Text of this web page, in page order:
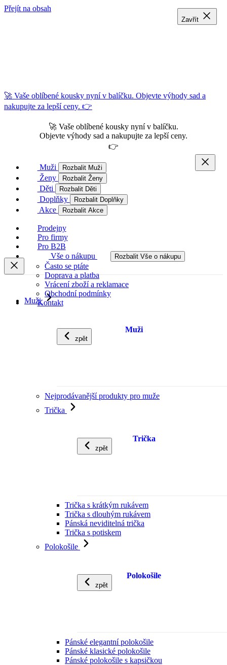
Přejít na obsah
🚀 Vaše oblíbené kousky nyní v balíčku. Objevte výhody sad a
nakupujte za lepší ceny. 👉
🚀 Vaše oblíbené kousky nyní v balíčku.
Objevte výhody sad a nakupujte za lepší ceny.
👉
Muži Rozbalit Muži
Ženy Rozbalit Ženy
Děti Rozbalit Děti
Doplňky Rozbalit Doplňky
Akce Rozbalit Akce
Prodejny
Pro firmy
Pro B2B
Vše o nákupu
Rozbalit Vše o nákupu
Často se ptáte
Doprava a platba
Vrácení zboží a reklamace
Obchodní podmínky
Kontakt
Muži
zpět
Muži
Nejprodávanější produkty pro muže
Trička
zpět
Trička
Trička s krátkým rukávem
Trička s dlouhým rukávem
Pánská neviditelná trička
Trička s potiskem
Polokošile
zpět
Polokošile
Pánské elegantní polokošile
Pánské klasické polokošile
Pánské polokošile s kapsičkou
Zavřít
Zavřít
Zavřít